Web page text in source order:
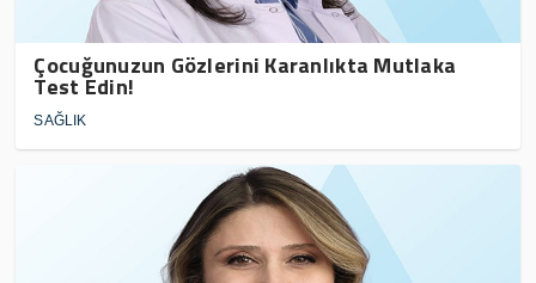
Çocuğunuzun Gözlerini Karanlıkta Mutlaka
Test Edin!
SAĞLIK